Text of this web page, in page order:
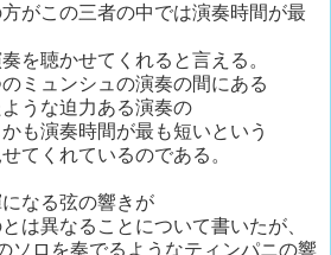
がこの三者の中では演奏時間が最
を聴かせてくれると言える。
ミュンシュの演奏の間にある
うな迫力ある演奏の
も演奏時間が最も短いという
てくれているのである。
なる弦の響きが
は異なることについて書いたが、
ソロを奏でるようなティンパニの響